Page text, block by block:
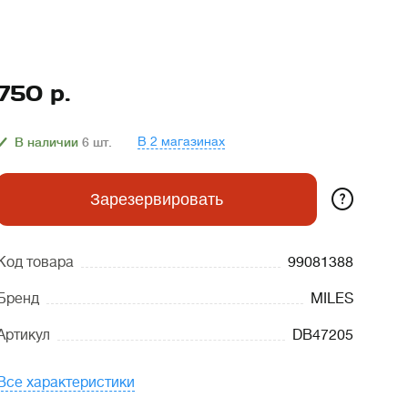
р.
В наличии 6 шт. В 2 магазинах
Зарезервировать ?
товара 99081388
MILES
DB47205
характеристики